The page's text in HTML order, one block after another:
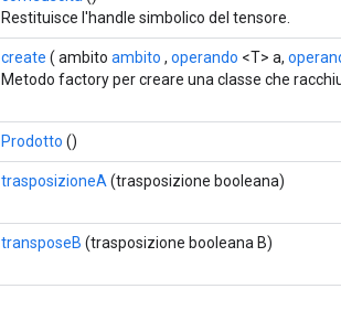
Restituisce l'handle simbolico del tensore.
create ( ambito ambito , operando <T> a,
Metodo factory per creare una classe che
Prodotto ()
trasposizioneA (trasposizione booleana)
transposeB (trasposizione booleana B)